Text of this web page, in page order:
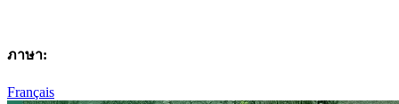
ภาษา:
Français